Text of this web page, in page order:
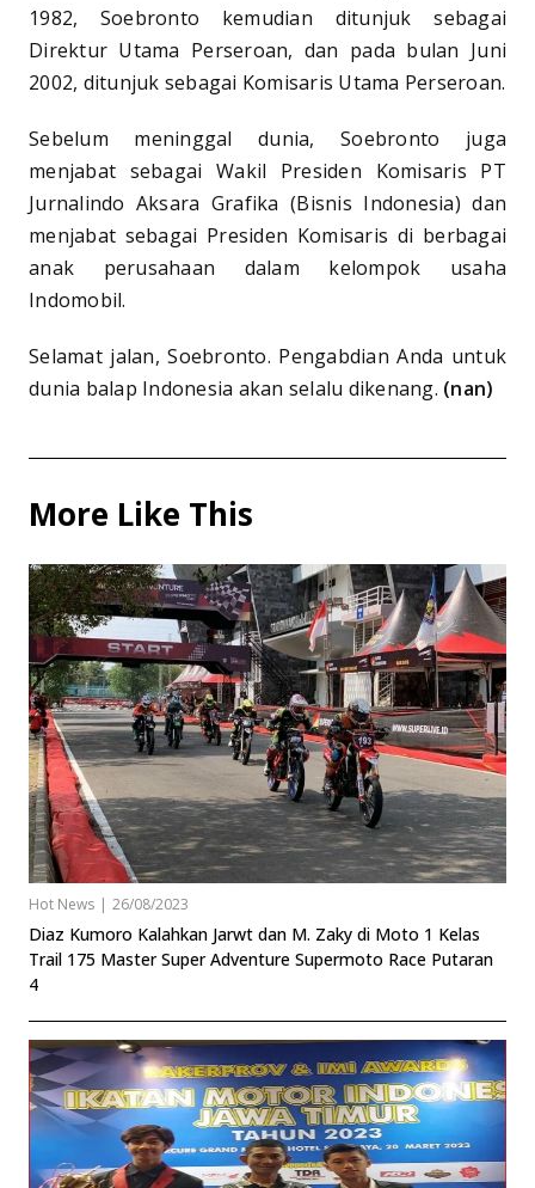
1982, Soebronto kemudian ditunjuk sebagai
Direktur Utama Perseroan, dan pada bulan Juni
2002, ditunjuk sebagai Komisaris Utama Perseroan.
Sebelum meninggal dunia, Soebronto juga
menjabat sebagai Wakil Presiden Komisaris PT
Jurnalindo Aksara Grafika (Bisnis Indonesia) dan
menjabat sebagai Presiden Komisaris di berbagai
anak perusahaan dalam kelompok usaha
Indomobil.
Selamat jalan, Soebronto. Pengabdian Anda untuk
dunia balap Indonesia akan selalu dikenang. (nan)
More Like This
Hot News | 26/08/2023
Diaz Kumoro Kalahkan Jarwt dan M. Zaky di Moto 1 Kelas
Trail 175 Master Super Adventure Supermoto Race Putaran
4